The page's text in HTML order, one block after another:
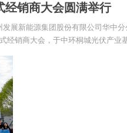
经销商大会圆满举行
展新能源集团股份有限公司华中
销商大会，于中环桐城光伏产业